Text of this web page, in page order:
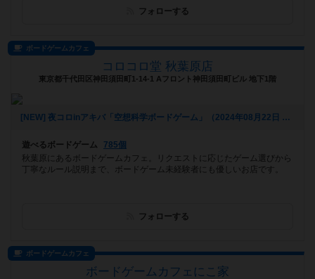
フォローする
ボードゲームカフェ
コロコロ堂 秋葉原店
東京都千代田区神田須田町1-14-1 Aフロント神田須田町ビル 地下1階
[NEW] 夜コロinアキバ「空想科学ボードゲーム」（2024年08月22日 18時03分）
遊べるボードゲーム
785個
秋葉原にあるボードゲームカフェ。リクエストに応じたゲーム選びから
丁寧なルール説明まで、ボードゲーム未経験者にも優しいお店です。
フォローする
ボードゲームカフェ
ボードゲームカフェにこ家